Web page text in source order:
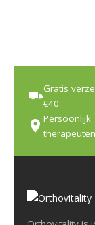
Gratis
€40
Persoonlijk